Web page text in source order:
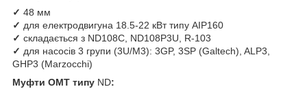
✓ 48 мм
✓ для електродвигуна 18.5-22 кВт типу АІР160
✓ складається з ND108C, ND108P3U, R-103
✓ для насосів 3 групи (3U/M3): 3GP, 3SP (Galtech), ALP3,
GHP3 (Marzocchi)
Муфти ОМТ типу ND: